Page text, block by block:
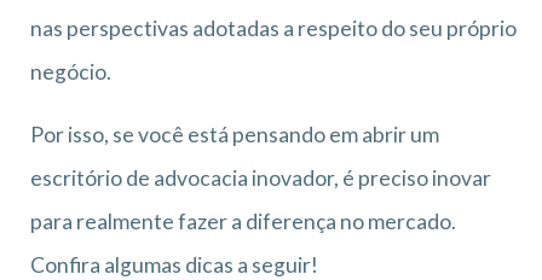
nas perspectivas adotadas a respeito do seu próprio
negócio.
Por isso, se você está pensando em abrir um
escritório de advocacia inovador, é preciso inovar
para realmente fazer a diferença no mercado.
Confira algumas dicas a seguir!